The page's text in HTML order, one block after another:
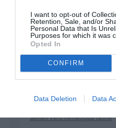
I want to opt-out of
Retention, Sale, and/or
Personal Data that Is
Purposes for which it was
Opted In
CONFIRM
Data Deletion Data
DERNIERS
SERGE13 a commenté l'article :
aérien vers l’Amérique latine